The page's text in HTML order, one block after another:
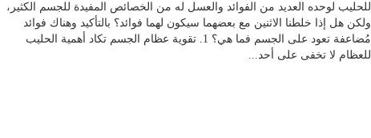
للحليب لوحده العديد من الفوائد والعسل له من الخصائص المفيدة للجسم الكثير،
ولكن هل إذا خلطنا الاثنين مع بعضهما سيكون لهما فوائد؟ بالتأكيد وهناك فوائد
مُضاعفة تعود على الجسم فما هي؟ 1. تقوية عظام الجسم تكاد أهمية الحليب
للعظام لا تخفى على أحد...